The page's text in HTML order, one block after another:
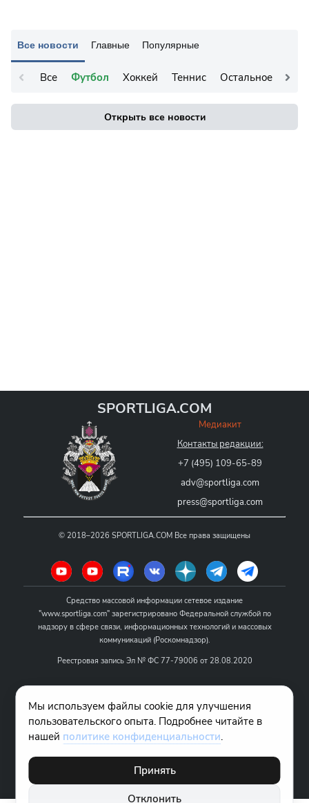
Все новости Главные Популярные
Все Футбол Хоккей Теннис Остальное
Открыть все новости
SPORTLIGA.COM
Медиакит
Контакты редакции:
+7 (495) 109-65-89
adv@sportliga.com
press@sportliga.com
© 2018–2026 SPORTLIGA.COM Все права защищены
Средство массовой информации сетевое издание
"www.sportliga.com" зарегистрировано Федеральной службой по
надзору в сфере связи, информационных технологий и массовых
коммуникаций (Роскомнадзор).
Реестровая запись Эл № ФС 77-79006 от 28.08.2020
Название - www.sportliga.com
Учредитель СМИ сетевого издания "www.sportliga.com": ИП Чамин
О.Н.
Главный редактор СМИ сетевого издания "www.sportliga.com":
Хаимов Д.И.
18+
Мы используем файлы cookie для улучшения
пользовательского опыта. Подробнее читайте в
нашей политике конфиденциальности.
Принять
Отклонить